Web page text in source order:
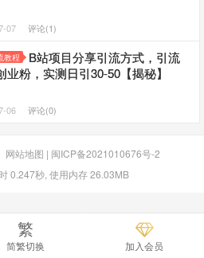
07 评论(1)
教程
B站项目分享引流方式，引流
业粉，实测日引30-50【揭秘】
06 评论(0)
网站地图 | 闽ICP备2021010676号-2
0.247秒, 使用内存 26.03MB
繁
简繁切换 加入会员